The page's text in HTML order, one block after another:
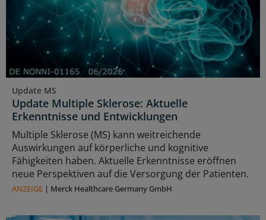
Update MS
Update Multiple Sklerose: Aktuelle
Erkenntnisse und Entwicklungen
Multiple Sklerose (MS) kann weitreichende
Auswirkungen auf körperliche und kognitive
Fähigkeiten haben. Aktuelle Erkenntnisse eröffnen
neue Perspektiven auf die Versorgung der Patienten.
ANZEIGE | Merck Healthcare Germany GmbH